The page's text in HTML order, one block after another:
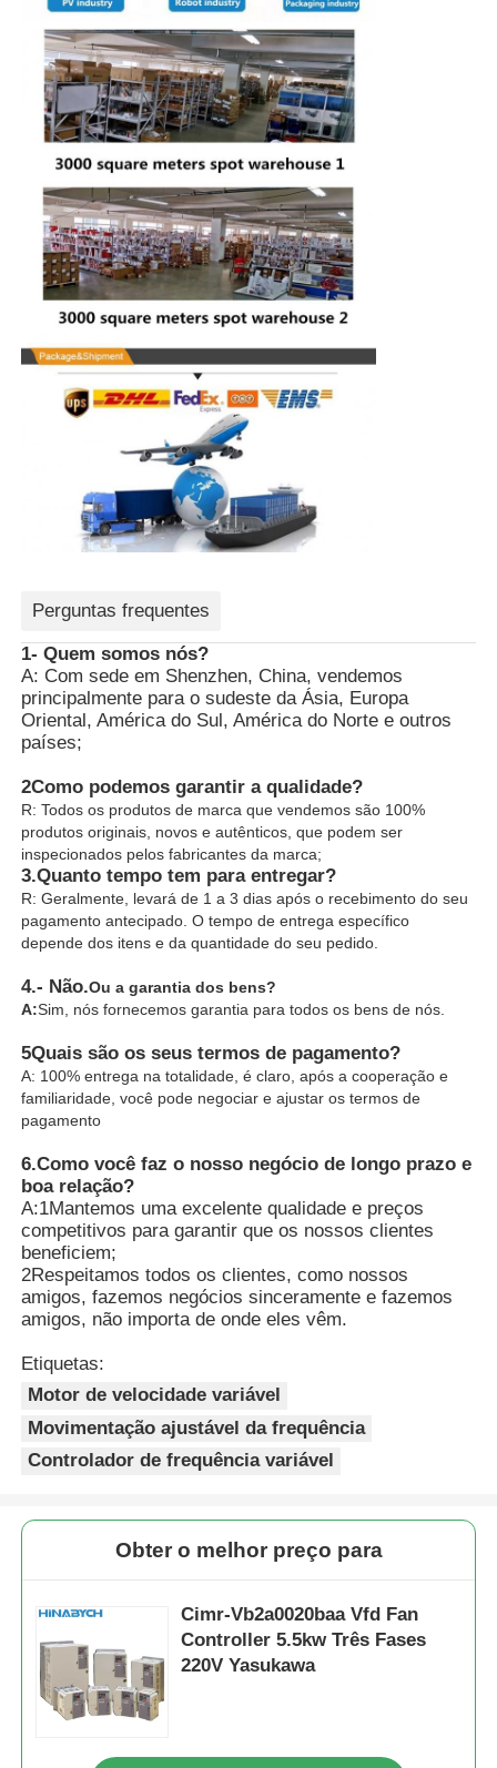
Perguntas frequentes
1- Quem somos nós?
A: Com sede em Shenzhen, China, vendemos
principalmente para o sudeste da Ásia, Europa
Oriental, América do Sul, América do Norte e outros
países;
2Como podemos garantir a qualidade?
R: Todos os produtos de marca que vendemos são 100%
produtos originais, novos e autênticos, que podem ser
inspecionados pelos fabricantes da marca;
3.Quanto tempo tem para entregar?
R: Geralmente, levará de 1 a 3 dias após o recebimento do seu
pagamento antecipado. O tempo de entrega específico
depende dos itens e da quantidade do seu pedido.
4.- Não.Ou a garantia dos bens?
A:Sim, nós fornecemos garantia para todos os bens de nós.
5Quais são os seus termos de pagamento?
A: 100% entrega na totalidade, é claro, após a cooperação e
familiaridade, você pode negociar e ajustar os termos de
pagamento
6.Como você faz o nosso negócio de longo prazo e
boa relação?
A:1Mantemos uma excelente qualidade e preços
competitivos para garantir que os nossos clientes
beneficiem;
2Respeitamos todos os clientes, como nossos
amigos, fazemos negócios sinceramente e fazemos
amigos, não importa de onde eles vêm.
Etiquetas:
Motor de velocidade variável
Movimentação ajustável da frequência
Controlador de frequência variável
Obter o melhor preço para
Cimr-Vb2a0020baa Vfd Fan
Controller 5.5kw Três Fases
220V Yasukawa